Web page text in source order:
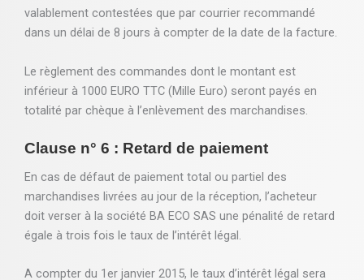
valablement contestées que par courrier recommandé
dans un délai de 8 jours à compter de la date de la facture.
Le règlement des commandes dont le montant est
inférieur à 1000 EURO TTC (Mille Euro) seront payés en
totalité par chèque à l’enlèvement des marchandises.
Clause n° 6 : Retard de paiement
En cas de défaut de paiement total ou partiel des
marchandises livrées au jour de la réception, l’acheteur
doit verser à la société BA ECO SAS une pénalité de retard
égale à trois fois le taux de l’intérêt légal.
A compter du 1er janvier 2015, le taux d’intérêt légal sera